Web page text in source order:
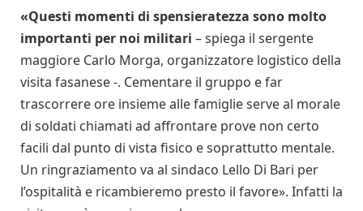
«Questi momenti di spensieratezza sono molto
importanti per noi militari – spiega il sergente
maggiore Carlo Morga, organizzatore logistico della
visita fasanese -. Cementare il gruppo e far
trascorrere ore insieme alle famiglie serve al morale
di soldati chiamati ad affrontare prove non certo
facili dal punto di vista fisico e soprattutto mentale.
Un ringraziamento va al sindaco Lello Di Bari per
l’ospitalità e ricambieremo presto il favore». Infatti la